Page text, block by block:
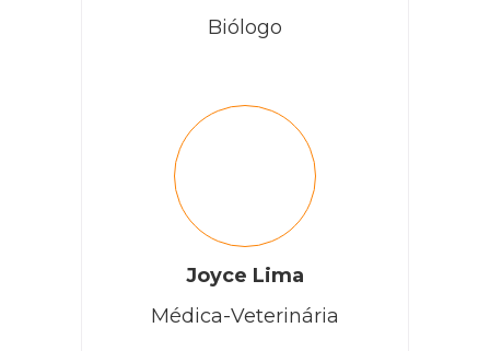
Biólogo
Joyce Lima
Médica-Veterinária